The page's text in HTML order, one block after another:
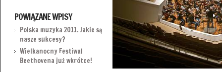
POWIĄZANE WPISY
Polska muzyka 2011. Jakie są
nasze sukcesy?
Wielkanocny Festiwal
Beethovena już wkrótce!